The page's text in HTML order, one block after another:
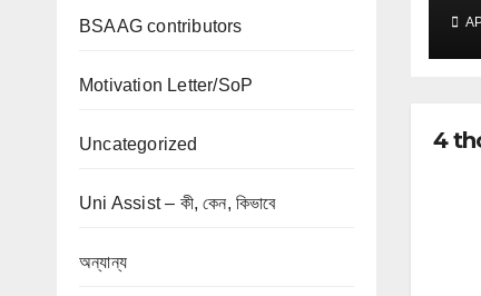
BSAAG contributors
Motivation Letter/SoP
Uncategorized
Uni Assist – কী, কেন, কিভাবে
অন্যান্য
4